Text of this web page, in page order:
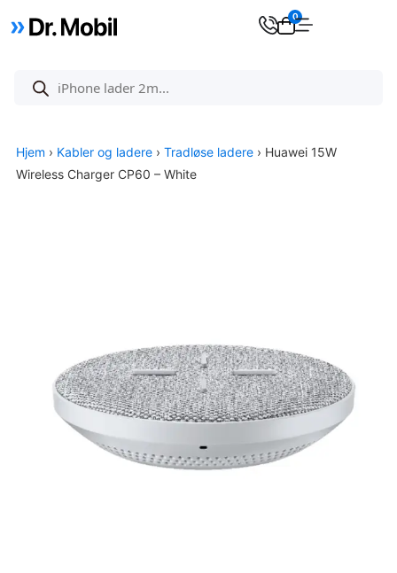
0
Hjem › Kabler og ladere › Tradløse ladere › Huawei 15W
Wireless Charger CP60 – White